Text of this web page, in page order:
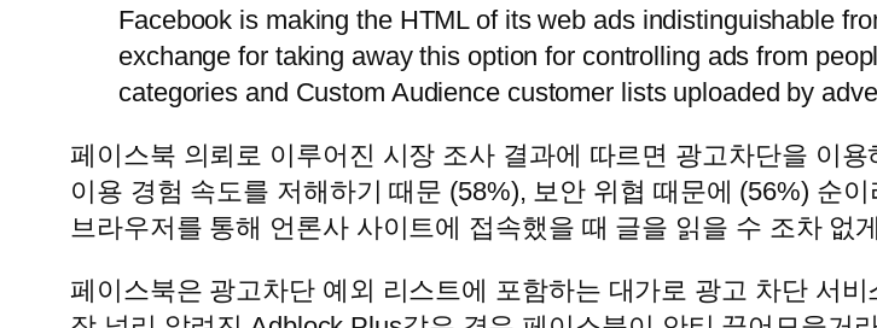
Facebook is making the HTML of its web ads indistinguishable
exchange for taking away this option for controlling ads from
categories and Custom Audience customer lists uploaded by
페이스북 의뢰로 이루어진 시장 조사 결과에 따르면 광고차단을 이
이용 경험 속도를 저해하기 때문 (58%), 보안 위협 때문에 (56%) 순
브라우저를 통해 언론사 사이트에 접속했을 때 글을 읽을 수 조차 없
페이스북은 광고차단 예외 리스트에 포함하는 대가로 광고 차단 서